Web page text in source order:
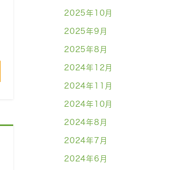
2025年10月
2025年9月
2025年8月
2024年12月
2024年11月
2024年10月
2024年8月
2024年7月
2024年6月